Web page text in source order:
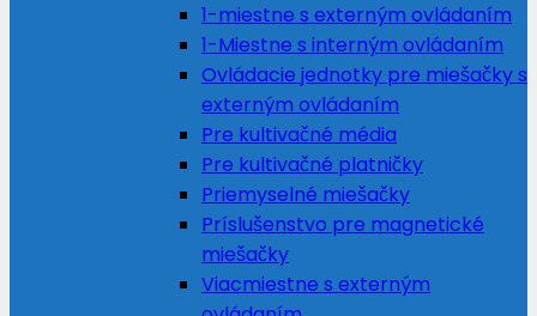
1-miestne s externým ovládaním
1-Miestne s interným ovládaním
Ovládacie jednotky pre miešačky s
externým ovládaním
Pre kultivačné média
Pre kultivačné platničky
Priemyselné miešačky
Príslušenstvo pre magnetické
miešačky
Viacmiestne s externým